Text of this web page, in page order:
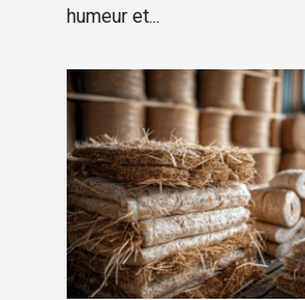
humeur et...